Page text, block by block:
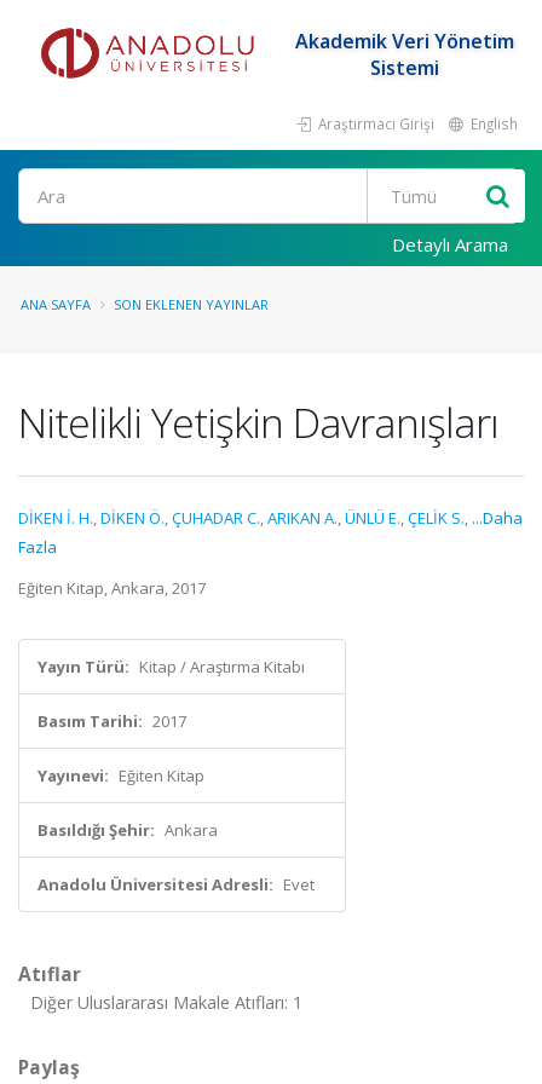
Akademik Veri Yönetim
Sistemi
Araştırmacı Girişi English
Ara
Detaylı Arama
ANA SAYFA SON EKLENEN YAYINLAR
Nitelikli Yetişkin Davranışları
DİKEN İ. H.,DİKEN Ö.,ÇUHADAR C.,ARIKAN A.,ÜNLÜ E.,ÇELİK S., ...Daha
Fazla
Eğiten Kitap, Ankara, 2017
Yayın Türü: Kitap / Araştırma Kitabı
Basım Tarihi: 2017
Yayınevi: Eğiten Kitap
Basıldığı Şehir: Ankara
Anadolu Üniversitesi Adresli: Evet
Atıflar
Diğer Uluslararası Makale Atıfları: 1
Paylaş